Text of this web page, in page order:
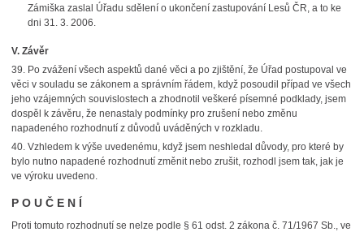
Zámiška zaslal Úřadu sdělení o ukončení zastupování Lesů ČR, a to ke
dni 31. 3. 2006.
V. Závěr
39. Po zvážení všech aspektů dané věci a po zjištění, že Úřad postupoval ve
věci v souladu se zákonem a správním řádem, když posoudil případ ve všech
jeho vzájemných souvislostech a zhodnotil veškeré písemné podklady, jsem
dospěl k závěru, že nenastaly podmínky pro zrušení nebo změnu
napadeného rozhodnutí z důvodů uváděných v rozkladu.
40. Vzhledem k výše uvedenému, když jsem neshledal důvody, pro které by
bylo nutno napadené rozhodnutí změnit nebo zrušit, rozhodl jsem tak, jak je
ve výroku uvedeno.
P O U Č E N Í
Proti tomuto rozhodnutí se nelze podle § 61 odst. 2 zákona č. 71/1967 Sb., ve